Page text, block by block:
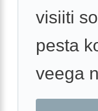
visiiti
pesta
veega